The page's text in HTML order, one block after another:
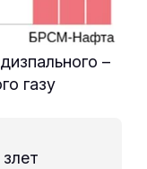
–
газу